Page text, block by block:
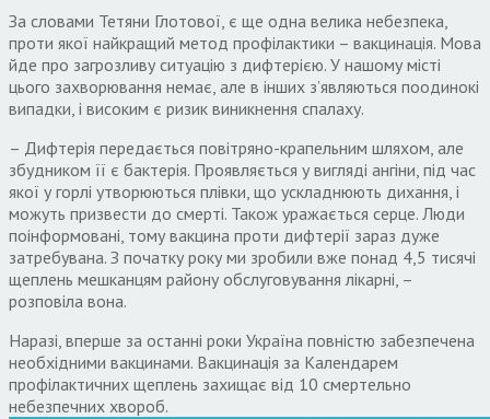
За словами Тетяни Глотової, є ще одна велика небезпека,
проти якої найкращий метод профілактики – вакцинація. Мова
йде про загрозливу ситуацію з дифтерією. У нашому місті
цього захворювання немає, але в інших з’являються поодинокі
випадки, і високим є ризик виникнення спалаху.
– Дифтерія передається повітряно-крапельним шляхом, але
збудником її є бактерія. Проявляється у вигляді ангіни, під час
якої у горлі утворюються плівки, що ускладнюють дихання, і
можуть призвести до смерті. Також уражається серце. Люди
поінформовані, тому вакцина проти дифтерії зараз дуже
затребувана. З початку року ми зробили вже понад 4,5 тисячі
щеплень мешканцям району обслуговування лікарні, –
розповіла вона.
Наразі, вперше за останні роки Україна повністю забезпечена
необхідними вакцинами. Вакцинація за Календарем
профілактичних щеплень захищає від 10 смертельно
небезпечних хвороб.